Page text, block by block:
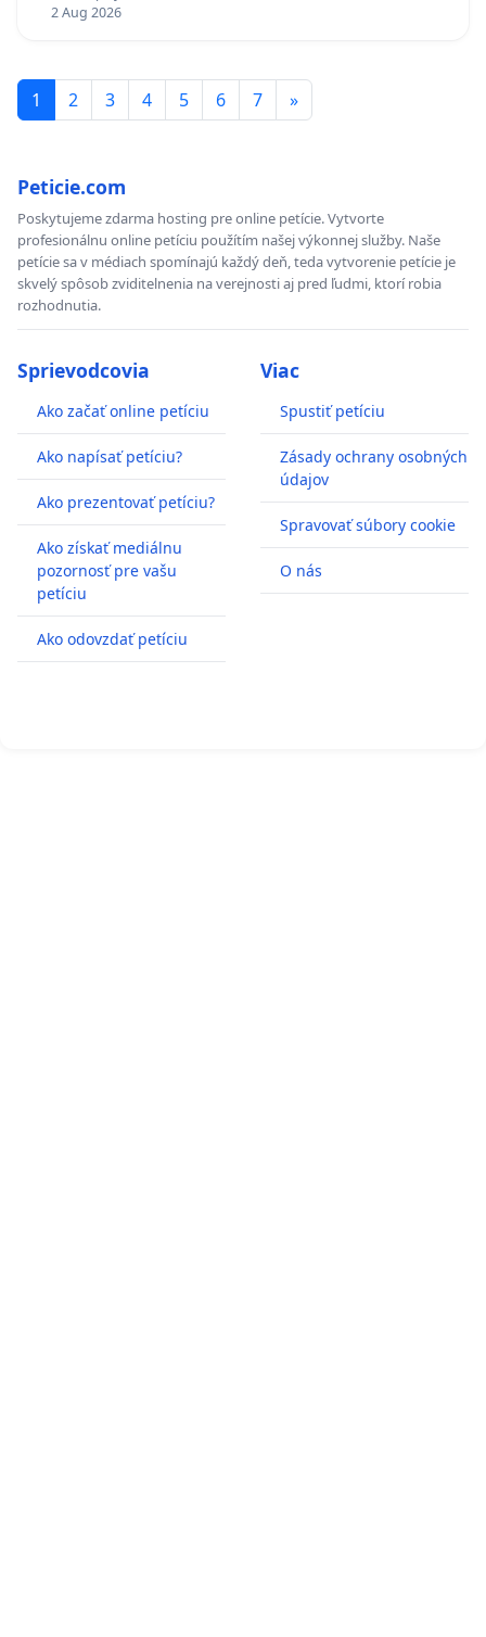
KONTROLA STAVBY C-AREA NA
2 Aug 2026
1 2 3 4 5 6 7 »
Peticie.com
Poskytujeme zdarma hosting pre online petície. Vytvorte
profesionálnu online petíciu použítím našej výkonnej služby. Naše
petície sa v médiach spomínajú každý deň, teda vytvorenie petície je
skvelý spôsob zviditelnenia na verejnosti aj pred ľudmi, ktorí robia
rozhodnutia.
Sprievodcovia
Ako začať online petíciu
Ako napísať petíciu?
Ako prezentovať petíciu?
Ako získať mediálnu
pozornosť pre vašu
petíciu
Ako odovzdať petíciu
Viac
Spustiť petíciu
Zásady ochrany osobných
údajov
Spravovať súbory cookie
O nás